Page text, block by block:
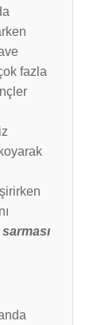
fazla